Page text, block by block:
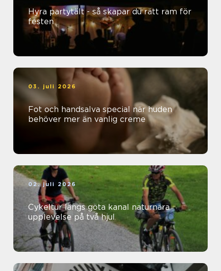
Hyra partytält - så skapar du rätt ram för
festen
03. juli 2026
Fot och handsalva special när huden
behöver mer än vanlig creme
02. juli 2026
Cykeltur längs göta kanal naturnära
upplevelse på två hjul